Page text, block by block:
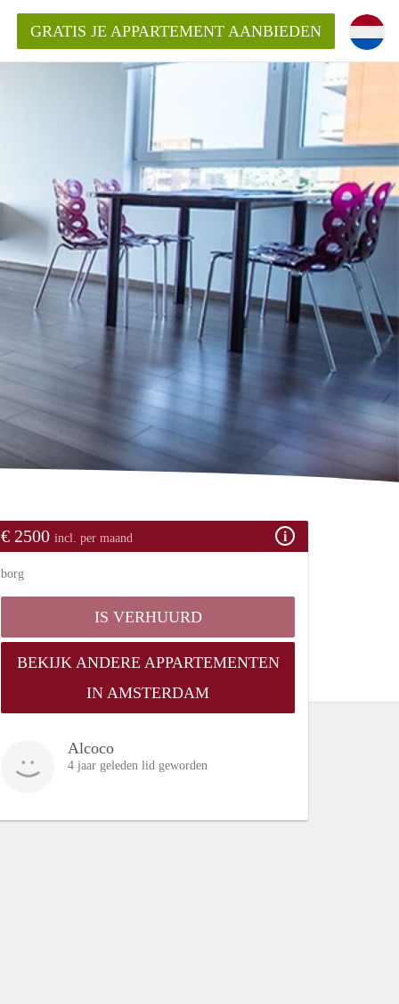
die voor mij als huurder in
appartement in Amsterdam?
van een huur appartement?
in Amsterdam?
GRATIS JE APPARTEMENT AANBIEDEN
€ 2500 incl. per maand
borg
IS VERHUURD
BEKIJK ANDERE APPARTEMENTEN
IN AMSTERDAM
Alcoco
4 jaar geleden lid geworden